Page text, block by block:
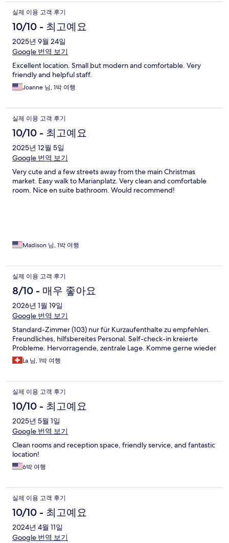
실제 이용 고객 후기
10/10 - 최고예요
2025년 9월 24일
Google 번역 보기
Excellent location. Small but modern and comfortable. Very
friendly and helpful staff.
Joanne 님, 1박 여행
실제 이용 고객 후기
10/10 - 최고예요
2025년 12월 5일
Google 번역 보기
Very cute and a few streets away from the main Christmas
market. Easy walk to Marianplatz. Very clean and comfortable
room. Nice en suite bathroom. Would recommend!
Madison 님, 1박 여행
실제 이용 고객 후기
8/10 - 매우 좋아요
2026년 1월 19일
Google 번역 보기
Standard-Zimmer (103) nur für Kurzaufenthalte zu empfehlen.
Freundliches, hilfsbereites Personal. Self-check-in kreierte
Probleme. Hervorragende, zentrale Lage. Komme gerne wieder
La 님, 1박 여행
실제 이용 고객 후기
10/10 - 최고예요
2025년 5월 1일
Google 번역 보기
Clean rooms and reception space, friendly service, and fantastic
location!
6박 여행
실제 이용 고객 후기
10/10 - 최고예요
2024년 4월 11일
Google 번역 보기